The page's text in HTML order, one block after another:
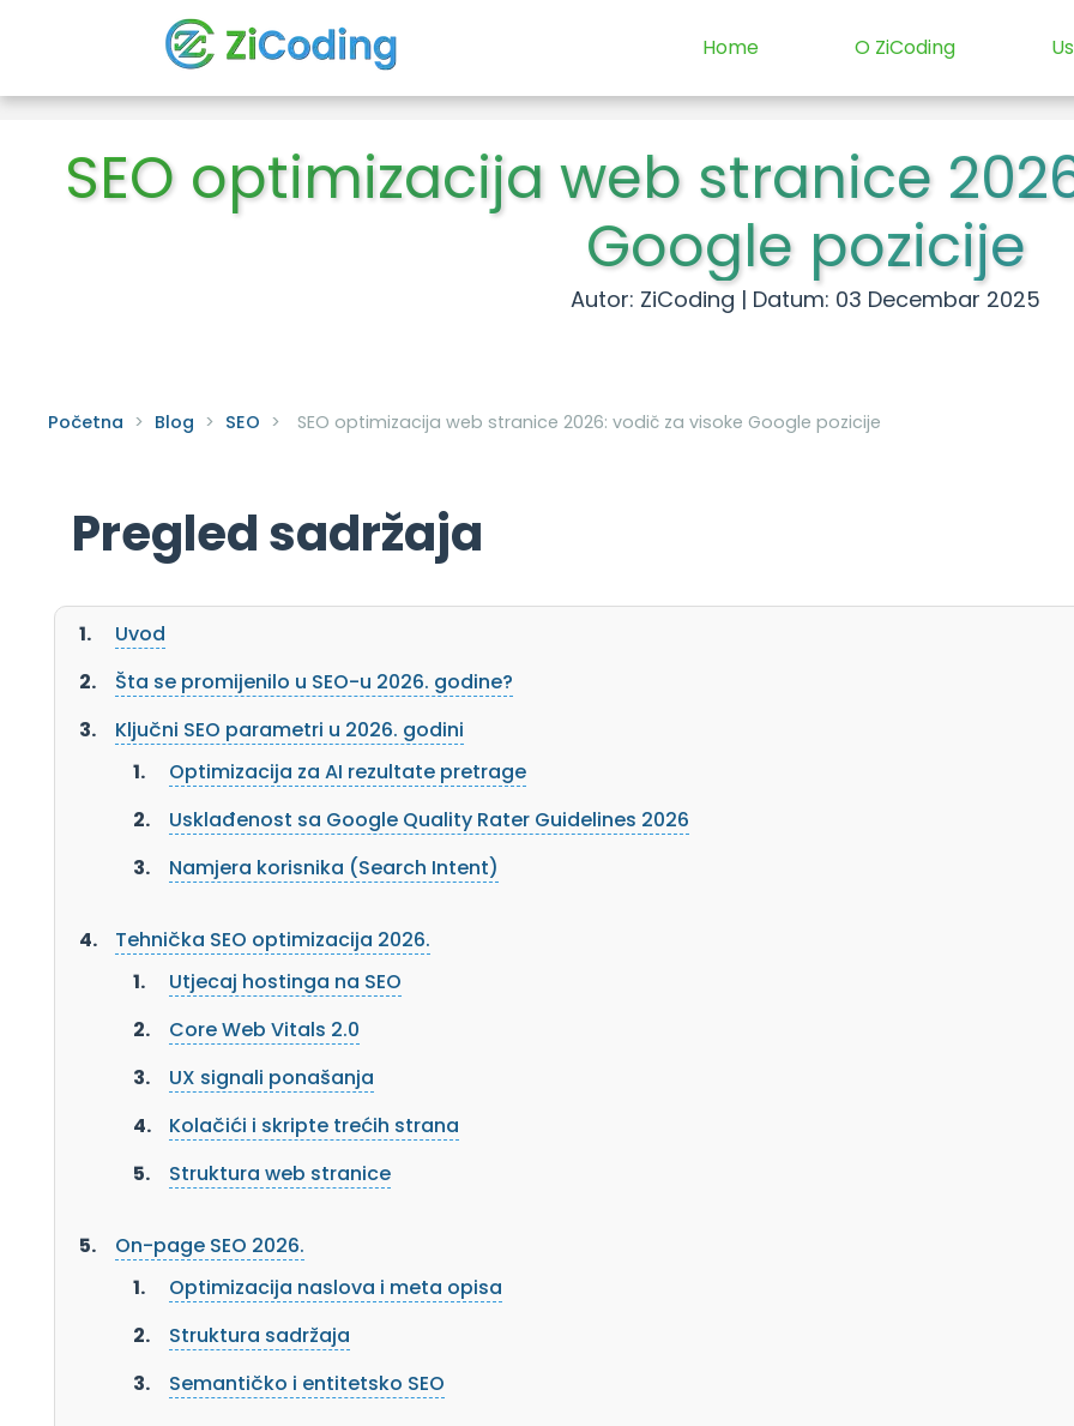
Home O ZiCoding
SEO optimizacija web stranice
Google pozicije
Autor: ZiCoding | Datum: 03 Decembar 2025
Početna > Blog > SEO > SEO optimizacija web stranice 2026: vodič za visoke Google pozicije
Pregled sadržaja
Uvod
Šta se promijenilo u SEO-u 2026. godine?
Ključni SEO parametri u 2026. godini
Optimizacija za AI rezultate pretrage
Usklađenost sa Google Quality Rater Guidelines 2026
Namjera korisnika (Search Intent)
Tehnička SEO optimizacija 2026.
Utjecaj hostinga na SEO
Core Web Vitals 2.0
UX signali ponašanja
Kolačići i skripte trećih strana
Struktura web stranice
On-page SEO 2026.
Optimizacija naslova i meta opisa
Struktura sadržaja
Semantičko i entitetsko SEO